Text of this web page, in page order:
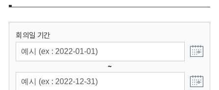
보
위
원
회의일 기간
~